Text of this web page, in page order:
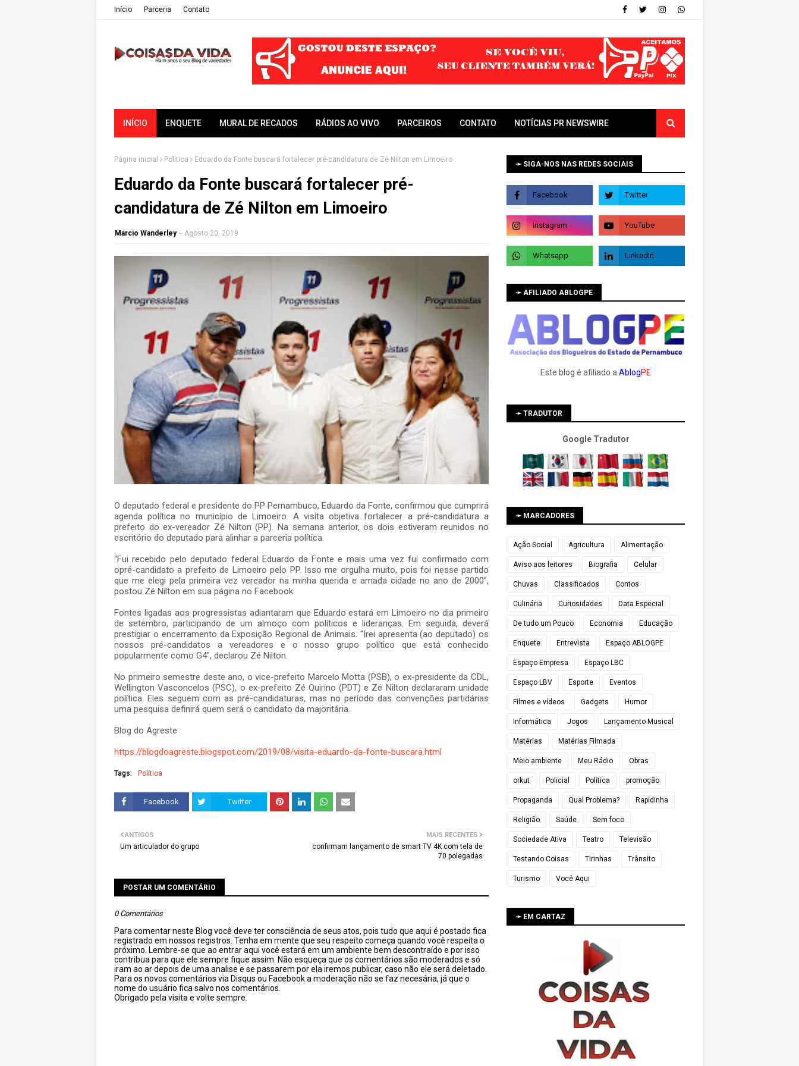
Iní­cio Parceria Contato
INÍCIO ENQUETE MURAL DE RECADOS RÁDIOS AO VIVO PARCEIROS CONTATO NOTÍCIAS PR NEWSWIRE
Página inicial Política Eduardo da Fonte buscará fortalecer pré-candidatura de Zé Nilton em Limoeiro
Eduardo da Fonte buscará fortalecer pré-
candidatura de Zé Nilton em Limoeiro
Marcio Wanderley - Agosto 20, 2019
O deputado federal e presidente do PP Pernambuco, Eduardo da Fonte, confirmou que cumprirá
agenda política no município de Limoeiro. A visita objetiva fortalecer a pré-candidatura a
prefeito do ex-vereador Zé Nilton (PP). Na semana anterior, os dois estiveram reunidos no
escritório do deputado para alinhar a parceria política.
“Fui recebido pelo deputado federal Eduardo da Fonte e mais uma vez fui confirmado com
opré-candidato a prefeito de Limoeiro pelo PP. Isso me orgulha muito, pois foi nesse partido
que me elegi pela primeira vez vereador na minha querida e amada cidade no ano de 2000”,
postou Zé Nilton em sua página no Facebook.
Fontes ligadas aos progressistas adiantaram que Eduardo estará em Limoeiro no dia primeiro
de setembro, participando de um almoço com políticos e lideranças. Em seguida, deverá
prestigiar o encerramento da Exposição Regional de Animais. “Irei apresenta (ao deputado) os
nossos pré-candidatos a vereadores e o nosso grupo político que está conhecido
popularmente como G4", declarou Zé Nilton.
No primeiro semestre deste ano, o vice-prefeito Marcelo Motta (PSB), o ex-presidente da CDL,
Wellington Vasconcelos (PSC), o ex-prefeito Zé Quirino (PDT) e Zé Nilton declararam unidade
política. Eles seguem com as pré-candidaturas, mas no período das convenções partidárias
uma pesquisa definirá quem será o candidato da majoritária.
Blog do Agreste
https://blogdoagreste.blogspot.com/2019/08/visita-eduardo-da-fonte-buscara.html
Tags: Política
Facebook Twitter
MAIS RECENTES
confirmam lançamento de smart TV 4K com tela de
70 polegadas
ANTIGOS
Um articulador do grupo
POSTAR UM COMENTÁRIO
0 Comentários
Para comentar neste Blog você deve ter consciência de seus atos, pois tudo que aqui é postado fica
registrado em nossos registros. Tenha em mente que seu respeito começa quando você respeita o
próximo. Lembre-se que ao entrar aqui você estará em um ambiente bem descontraído e por isso
contribua para que ele sempre fique assim. Não esqueça que os comentários são moderados e só
iram ao ar depois de uma analise e se passarem por ela iremos publicar, caso não ele será deletado.
Para os novos comentários via Disqus ou Facebook a moderação não se faz necesária, já que o
nome do usuário fica salvo nos comentários.
Obrigado pela visita e volte sempre.
➛ SIGA-NOS NAS REDES SOCIAIS
➛ AFILIADO ABLOGPE
Este blog é afiliado a AblogPE
➛ TRADUTOR
Google Tradutor
➛ MARCADORES
Ação Social Agricultura Alimentação
Aviso aos leitores Biografia Celular
Chuvas Classificados Contos
Culinária Curiosidades Data Especial
De tudo um Pouco Economia Educação
Enquete Entrevista Espaço ABLOGPE
Espaço Empresa Espaço LBC
Espaço LBV Esporte Eventos
Filmes e vídeos Gadgets Humor
Informática Jogos Lançamento Musical
Matérias Matérias Filmada
Meio ambiente Meu Rádio Obras
orkut Policial Política promoção
Propaganda Qual Problema? Rapidinha
Religião Saúde Sem foco
Sociedade Ativa Teatro Televisão
Testando Coisas Tirinhas Trânsito
Turismo Você Aqui
➛ EM CARTAZ